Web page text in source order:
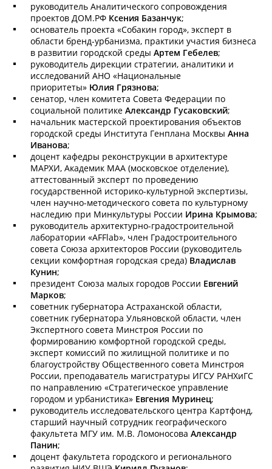
руководитель Аналитического сопровождения
проектов ДОМ.РФ Ксения Базанчук;
основатель проекта «Собакин город», эксперт в
области бренд-урбанизма, практики участия бизнеса
в развитии городской среды Артем Гебелев;
руководитель дирекции стратегии, аналитики и
исследований АНО «Национальные
приоритеты» Юлия Грязнова;
сенатор, член комитета Совета Федерации по
социальной политике Александр Гусаковский;
начальник мастерской проектирования объектов
городской среды Института Генплана Москвы Анна
Иванова;
доцент кафедры реконструкции в архитектуре
МАРХИ, Академик МАА (московское отделение),
аттестованный эксперт по проведению
государственной историко-культурной экспертизы,
член научно-методического совета по культурному
наследию при Минкультyры России Ирина Крымова;
руководитель архитектурно-­градостроительной
лаборатории «АFFlаb», член Градостроительного
совета Союза архитекторов России (руководитель
секции комфортная городская среда) Владислав
Кунин;
президент Союза малых городов России Евгений
Марков;
советник губернатора Астраханской области,
советник губернатора Ульяновской области, член
Экспертного совета Минстроя России по
формированию комфортной городской среды,
эксперт комиссий по жилищной политике и по
благоустройству Общественного совета Минстроя
России, преподаватель магистратуры ИГСУ РАНХиГС
по направлению «Стратегическое управление
городом и урбанистика» Евгения Муринец;
руководитель исследовательского центра Картфонд,
старший научный сотрудник географического
факультета МГУ им. М.В. Ломоносова Александр
Панин;
доцент факультета городского и регионального